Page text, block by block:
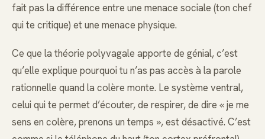
fait pas la différence entre une menace sociale (ton chef
qui te critique) et une menace physique.
Ce que la théorie polyvagale apporte de génial, c’est
qu’elle explique pourquoi tu n’as pas accès à la parole
rationnelle quand la colère monte. Le système ventral,
celui qui te permet d’écouter, de respirer, de dire « je me
sens en colère, prenons un temps », est désactivé. C’est